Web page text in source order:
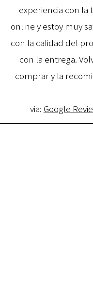
experiencia con la
online y estoy muy
con la calidad del
con la entrega.
comprar y la
via: Google